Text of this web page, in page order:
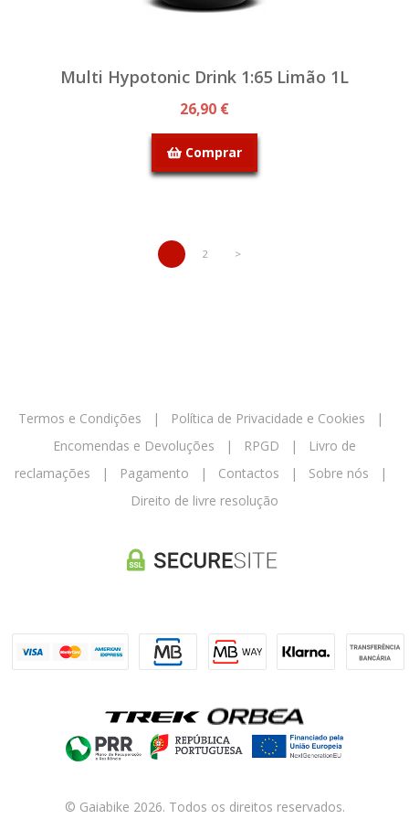
Multi Hypotonic Drink 1:65 Limão 1L
26,90 €
Comprar
2 >
Termos e Condições | Política de Privacidade e Cookies |
Encomendas e Devoluções | RPGD |
Livro de
reclamações | Pagamento | Contactos | Sobre nós |
Direito de livre resolução
© Gaiabike 2026. Todos os direitos reservados.